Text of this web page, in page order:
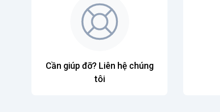
Cần giúp đỡ? Liên hệ chúng
tôi